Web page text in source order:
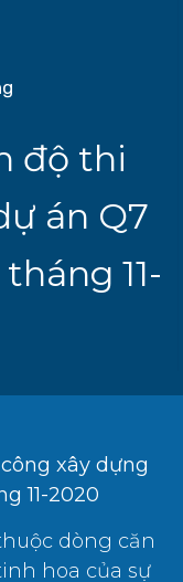
độ thi
án Q7
11-
xây dựng
11-2020
dòng căn
hoa của sự